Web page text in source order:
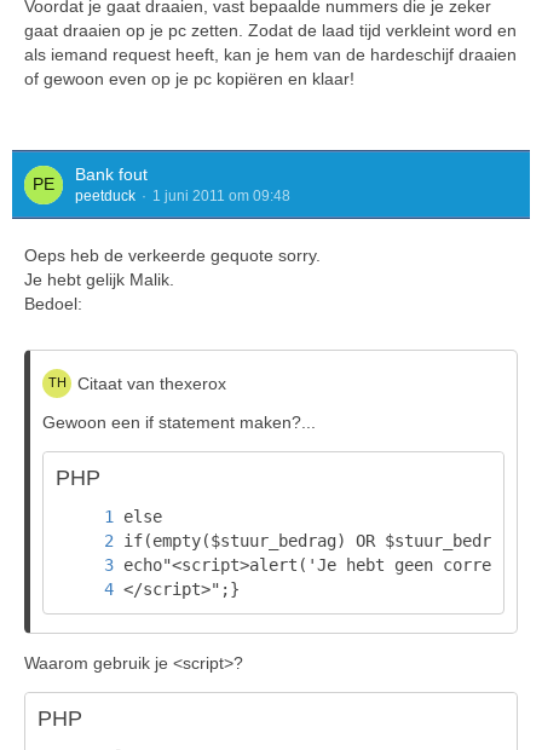
Voordat je gaat draaien, vast bepaalde nummers die je zeker
gaat draaien op je pc zetten. Zodat de laad tijd verkleint word en
als iemand request heeft, kan je hem van de hardeschijf draaien
of gewoon even op je pc kopiëren en klaar!
Bank fout
peetduck 1 juni 2011 om 09:48
Oeps heb de verkeerde gequote sorry.
Je hebt gelijk Malik.
Bedoel:
Citaat van thexerox
Gewoon een if statement maken?...
PHP
</script>";}
Waarom gebruik je <script>?
PHP